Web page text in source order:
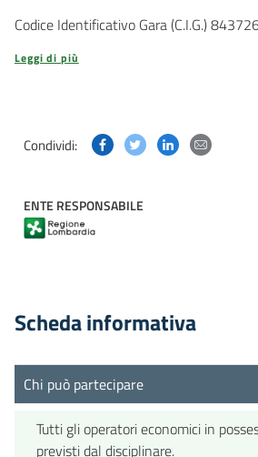
Codice Identificativo Gara (C.I.G.)
Leggi di più
Condividi: Condividi questa
Condividi questa
Condividi
ENTE RESPONSABILE
Scheda informativa
Chi può partecipare
Tutti gli operatori economici in
previsti dal disciplinare.